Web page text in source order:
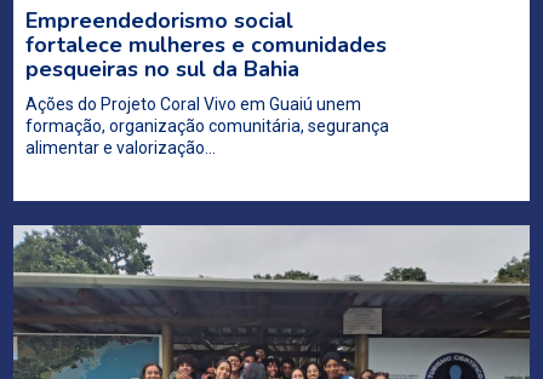
Empreendedorismo social
fortalece mulheres e comunidades
pesqueiras no sul da Bahia
Ações do Projeto Coral Vivo em Guaiú unem
formação, organização comunitária, segurança
alimentar e valorização…